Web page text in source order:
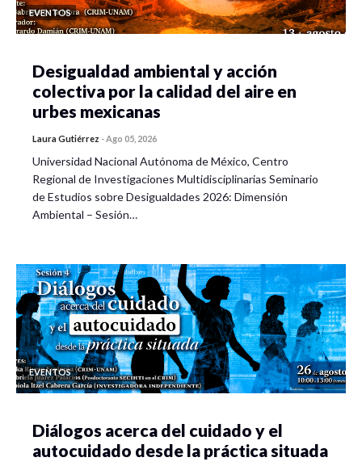
EVENTOS
Desigualdad ambiental y acción
colectiva por la calidad del aire en
urbes mexicanas
Laura Gutiérrez -Ago 05, 2026
Universidad Nacional Autónoma de México, Centro
Regional de Investigaciones Multidisciplinarias Seminario
de Estudios sobre Desigualdades 2026: Dimensión
Ambiental – Sesión…
EVENTOS
Diálogos acerca del cuidado y el
autocuidado desde la práctica situada